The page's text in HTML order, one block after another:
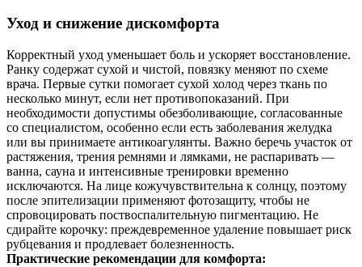
Уход и снижение дискомфорта
Корректный уход уменьшает боль и ускоряет восстановление.
Ранку содержат сухой и чистой, повязку меняют по схеме
врача. Первые сутки помогает сухой холод через ткань по
несколько минут, если нет противопоказаний. При
необходимости допустимы обезболивающие, согласованные
со специалистом, особенно если есть заболевания желудка
или вы принимаете антикоагулянты. Важно беречь участок от
растяжения, трения ремнями и лямками, не распаривать —
ванна, сауна и интенсивные тренировки временно
исключаются. На лице кожучувствительна к солнцу, поэтому
после эпителизации применяют фотозащиту, чтобы не
спровоцировать поствоспалительную пигментацию. Не
сдирайте корочку: преждевременное удаление повышает риск
рубцевания и продлевает болезненность.
Практические рекомендации для комфорта: